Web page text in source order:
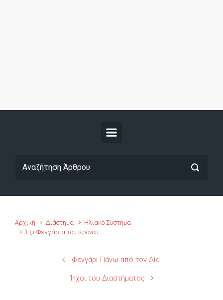
Αρχική Διάστημα
Ηλιακό Σύστημα
Έξι Φεγγάρια του Κρόνου
Φεγγάρι Πάνω από τον Δία
Ήχοι του Διαστήματος